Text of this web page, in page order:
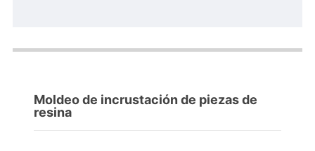
Moldeo de incrustación de piezas de
resina